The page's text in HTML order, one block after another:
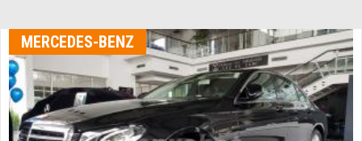
MERCEDES-BENZ